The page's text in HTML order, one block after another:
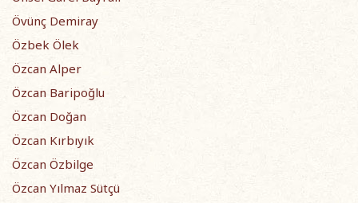
Övünç Demiray
Özbek Ölek
Özcan Alper
Özcan Baripoğlu
Özcan Doğan
Özcan Kırbıyık
Özcan Özbilge
Özcan Yılmaz Sütçü